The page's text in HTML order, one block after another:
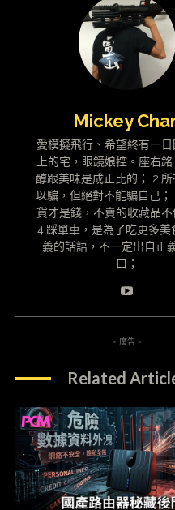
Mickey
愛模擬飛行、希望終有一
上的宅，眼鏡娘控。座右銘
醇跟美味是成正比的； 2.
以騙，但絕對不能騙自己；
貨才是錢，不賣的收藏品不
4.踩單車，是為了吃更多美
義的話語，不一定出自正
口；
- 廣告 -
Related